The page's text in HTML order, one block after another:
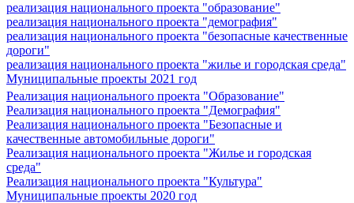
реализация национального проекта "образование"
реализация национального проекта "демография"
реализация национального проекта "безопасные качественные
дороги"
реализация национального проекта "жилье и городская среда"
Муниципальные проекты 2021 год
Реализация национального проекта "Образование"
Реализация национального проекта "Демография"
Реализация национального проекта "Безопасные и
качественные автомобильные дороги"
Реализация национального проекта "Жилье и городская
среда"
Реализация национального проекта "Культура"
Муниципальные проекты 2020 год